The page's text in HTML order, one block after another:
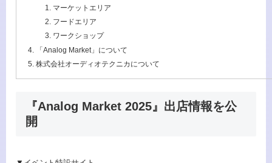
マーケットエリア
フードエリア
ワークショップ
「Analog Market」について
株式会社オーディオテクニカについて
『Analog Market 2025』出店情報を公
開